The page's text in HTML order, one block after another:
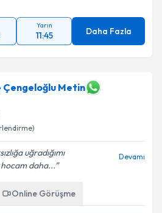
Yarın
11:45 Daha Fazla
Çengeloğlu Metin
uğradığımı
daha...
Devamı
Online Görüşme